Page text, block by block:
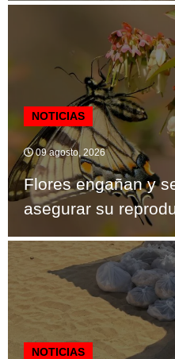
NOTICIAS
09 agosto, 2026
Flores engañan y
asegurar su
NOTICIAS